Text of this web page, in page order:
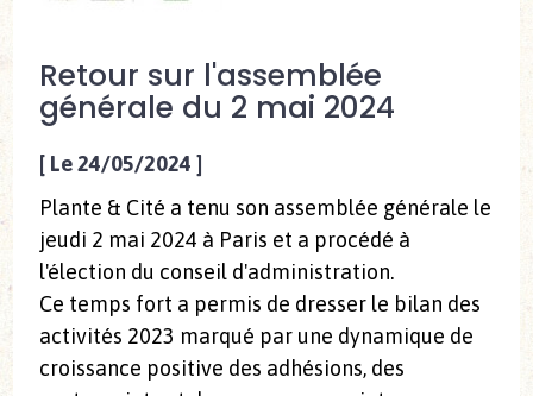
Retour sur l'assemblée
générale du 2 mai 2024
[ Le 24/05/2024 ]
Plante & Cité a tenu son assemblée générale le
jeudi 2 mai 2024 à Paris et a procédé à
l'élection du conseil d'administration.
Ce temps fort a permis de dresser le bilan des
activités 2023 marqué par une dynamique de
croissance positive des adhésions, des